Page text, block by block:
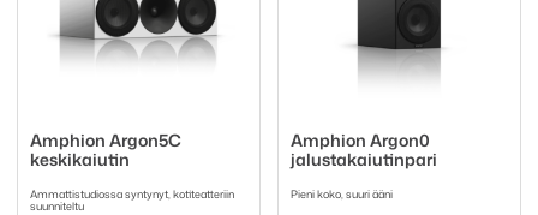
Amphion Argon5C
keskikaiutin
Ammattistudiossa syntynyt, kotiteatteriin
suunniteltu
Amphion Argon0
jalustakaiutinpari
Pieni koko, suuri ääni